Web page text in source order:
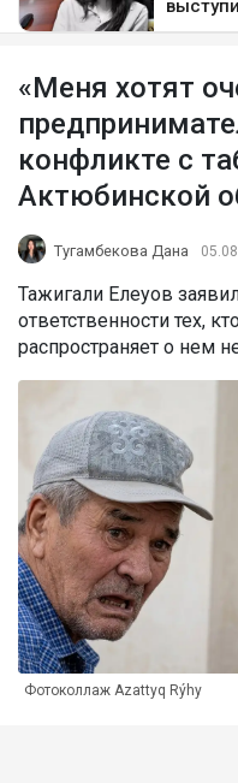
«Меня хотят
конфликте с
Актюбинской
Тугамбекова Дана
Тажигали Елеуов
ответственности тех,
распространяет о нем
Фотоколлаж Azattyq Rýhy